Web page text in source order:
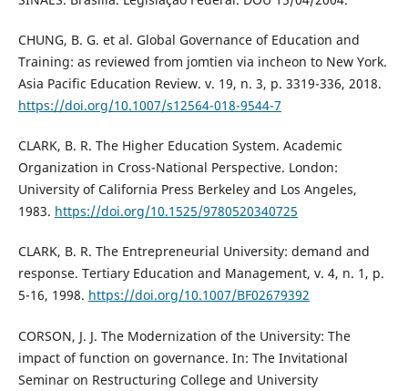
CHUNG, B. G. et al. Global Governance of Education and
Training: as reviewed from jomtien via incheon to New York.
Asia Pacific Education Review. v. 19, n. 3, p. 3319-336, 2018.
https://doi.org/10.1007/s12564-018-9544-7
CLARK, B. R. The Higher Education System. Academic
Organization in Cross-National Perspective. London:
University of California Press Berkeley and Los Angeles,
1983. https://doi.org/10.1525/9780520340725
CLARK, B. R. The Entrepreneurial University: demand and
response. Tertiary Education and Management, v. 4, n. 1, p.
5-16, 1998. https://doi.org/10.1007/BF02679392
CORSON, J. J. The Modernization of the University: The
impact of function on governance. In: The Invitational
Seminar on Restructuring College and University